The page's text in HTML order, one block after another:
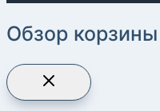
Обзор корзины